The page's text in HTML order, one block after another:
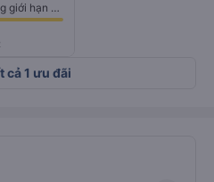
Đơn hàng không giới hạn số lượng vé
cả 1 ưu đãi